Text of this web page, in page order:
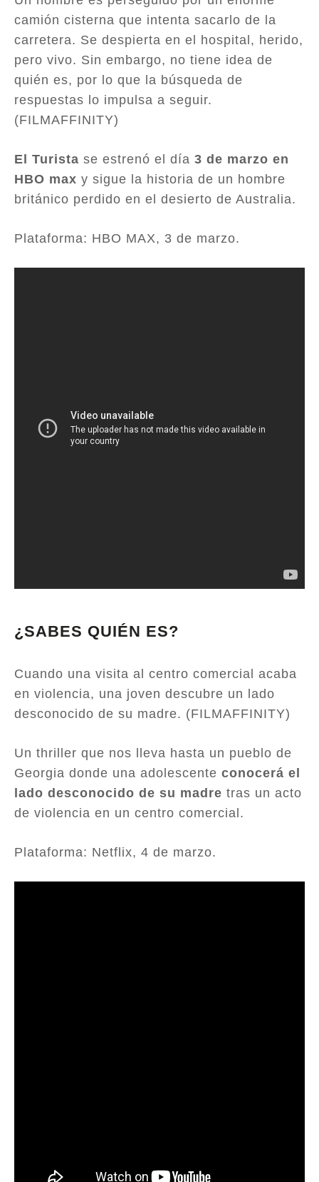
camión cisterna que intenta sacarlo de la
carretera. Se despierta en el hospital, herido,
pero vivo. Sin embargo, no tiene idea de
quién es, por lo que la búsqueda de
respuestas lo impulsa a seguir.
(FILMAFFINITY)
El Turista se estrenó el día 3 de marzo en
HBO max y sigue la historia de un hombre
británico perdido en el desierto de Australia.
Plataforma: HBO MAX, 3 de marzo.
¿SABES QUIÉN ES?
Cuando una visita al centro comercial acaba
en violencia, una joven descubre un lado
desconocido de su madre. (FILMAFFINITY)
Un thriller que nos lleva hasta un pueblo de
Georgia donde una adolescente conocerá el
lado desconocido de su madre tras un acto
de violencia en un centro comercial.
Plataforma: Netflix, 4 de marzo.